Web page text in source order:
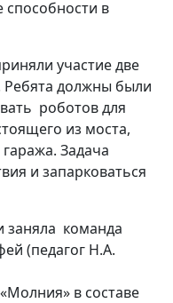
способности в
участие две
Ребята должны были
роботов для
из моста,
Задача
и запарковаться
заняла команда
(педагог Н.А.
в составе